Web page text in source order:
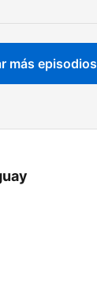
más episodios